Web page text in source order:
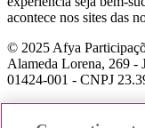
acontece nos sites das
© 2025 Afya
Alameda Lorena, 269 -
01424-001 - CNPJ